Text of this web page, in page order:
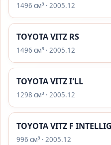
1496 см³ · 2005.12
TOYOTA VITZ RS
1496 см³ · 2005.12
TOYOTA VITZ I'LL
1298 см³ · 2005.12
TOYOTA VITZ F
996 см³ · 2005.12